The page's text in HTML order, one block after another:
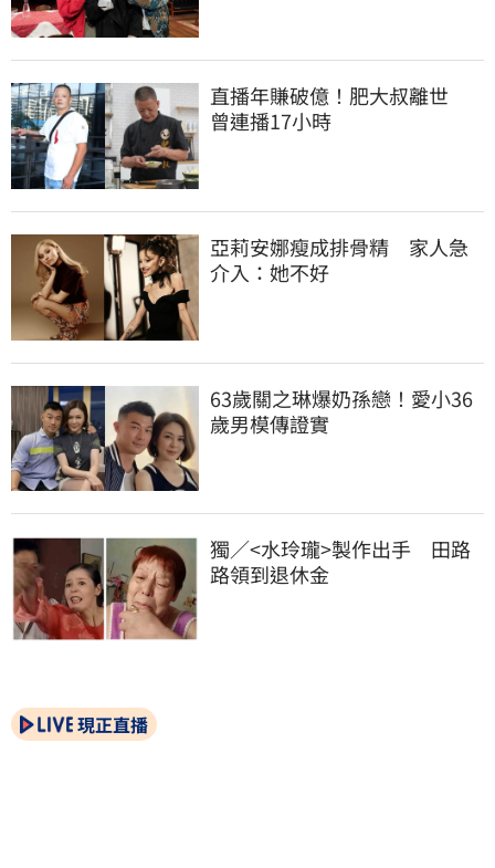
直播年賺破億！肥大叔離世
曾連播17小時
亞莉安娜瘦成排骨精　家人急
介入：她不好
63歲關之琳爆奶孫戀！愛小36
歲男模傳證實
獨／<水玲瓏>製作出手　田路
路領到退休金
現正直播